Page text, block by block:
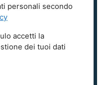
personali secondo
accetti la
dei tuoi dati